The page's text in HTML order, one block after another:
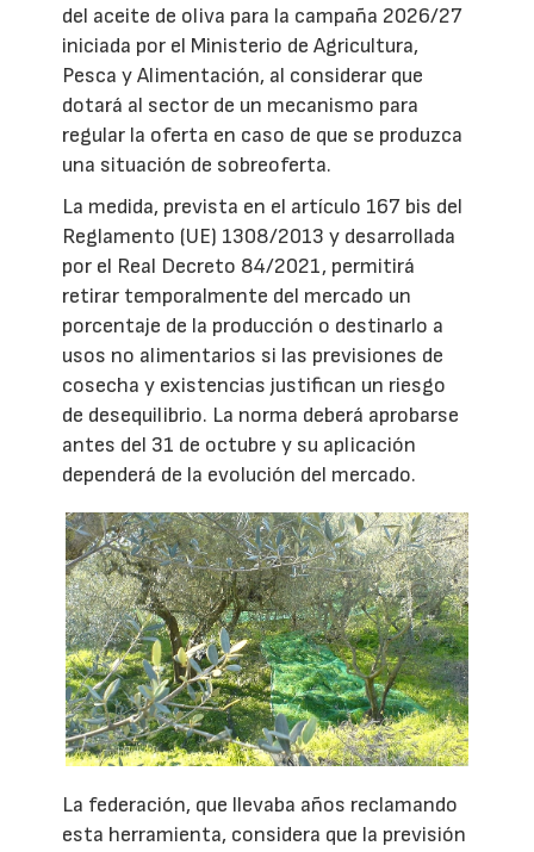
del aceite de oliva para la campaña 2026/27
iniciada por el Ministerio de Agricultura,
Pesca y Alimentación, al considerar que
dotará al sector de un mecanismo para
regular la oferta en caso de que se produzca
una situación de sobreoferta.
La medida, prevista en el artículo 167 bis del
Reglamento (UE) 1308/2013 y desarrollada
por el Real Decreto 84/2021, permitirá
retirar temporalmente del mercado un
porcentaje de la producción o destinarlo a
usos no alimentarios si las previsiones de
cosecha y existencias justifican un riesgo
de desequilibrio. La norma deberá aprobarse
antes del 31 de octubre y su aplicación
dependerá de la evolución del mercado.
La federación, que llevaba años reclamando
esta herramienta, considera que la previsión